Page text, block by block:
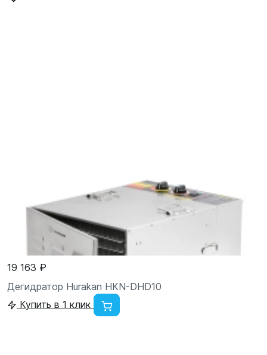
19 163 ₽
Дегидратор Hurakan HKN-DHD10
Купить в 1 клик